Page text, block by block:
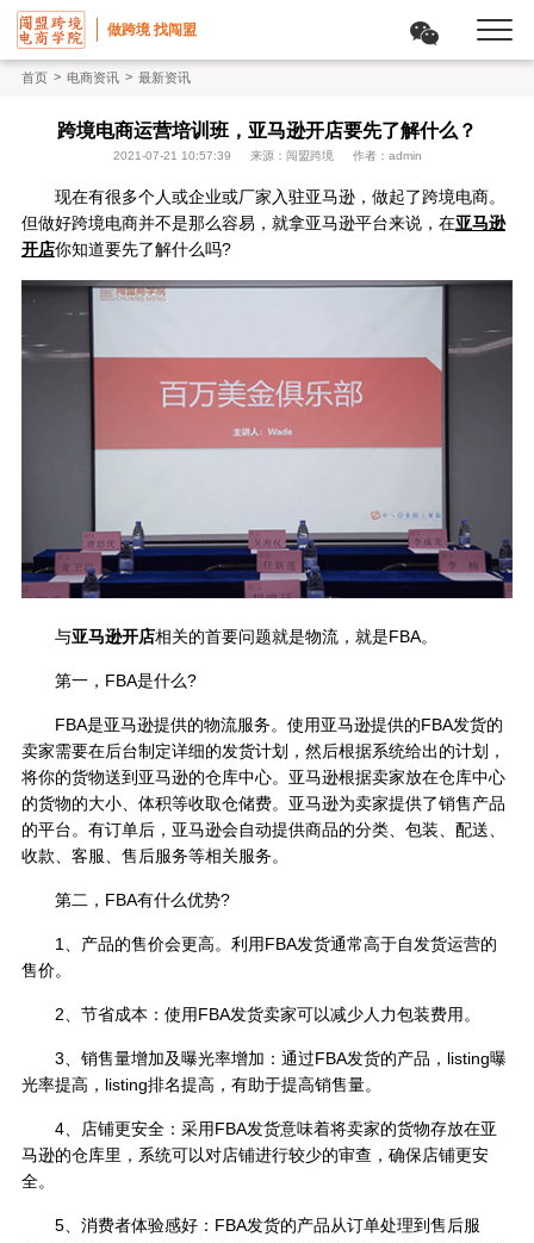
做跨境 找闯盟
首页 > 电商资讯 > 最新资讯
跨境电商运营培训班，亚马逊开店要先了解什么？
2021-07-21 10:57:39 来源：闯盟跨境 作者：admin
现在有很多个人或企业或厂家入驻亚马逊，做起了跨境电商。
但做好跨境电商并不是那么容易，就拿亚马逊平台来说，在亚马逊
开店你知道要先了解什么吗?
与亚马逊开店相关的首要问题就是物流，就是FBA。
第一，FBA是什么?
FBA是亚马逊提供的物流服务。使用亚马逊提供的FBA发货的
卖家需要在后台制定详细的发货计划，然后根据系统给出的计划，
将你的货物送到亚马逊的仓库中心。亚马逊根据卖家放在仓库中心
的货物的大小、体积等收取仓储费。亚马逊为卖家提供了销售产品
的平台。有订单后，亚马逊会自动提供商品的分类、包装、配送、
收款、客服、售后服务等相关服务。
第二，FBA有什么优势?
1、产品的售价会更高。利用FBA发货通常高于自发货运营的
售价。
2、节省成本：使用FBA发货卖家可以减少人力包装费用。
3、销售量增加及曝光率增加：通过FBA发货的产品，listing曝
光率提高，listing排名提高，有助于提高销售量。
4、店铺更安全：采用FBA发货意味着将卖家的货物存放在亚
马逊的仓库里，系统可以对店铺进行较少的审查，确保店铺更安
全。
5、消费者体验感好：FBA发货的产品从订单处理到售后服